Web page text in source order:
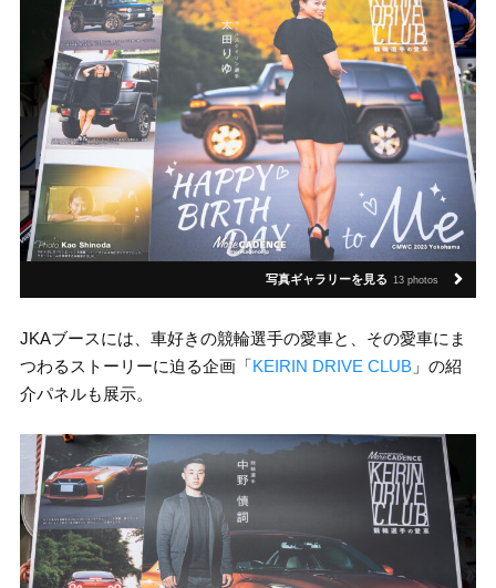
写真ギャラリーを見る 13 photos
JKAブースには、車好きの競輪選手の愛車と、その愛車にま
つわるストーリーに迫る企画「KEIRIN DRIVE CLUB」の紹
介パネルも展示。